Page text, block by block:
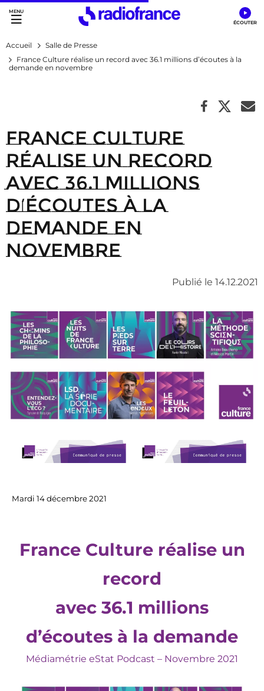
Accès direct :
Menu principal
Contenu
Accueil
Salle de Presse
France Culture réalise un record avec 36.1 millions d’écoutes à la
demande en novembre
France Culture
réalise un record
avec 36.1 millions
d’écoutes à la
demande en
novembre
Publié le 14.12.2021
Mardi 14 décembre 2021
France Culture réalise un
record
avec 36.1 millions
d’écoutes à la demande
Médiamétrie eStat Podcast – Novembre 2021